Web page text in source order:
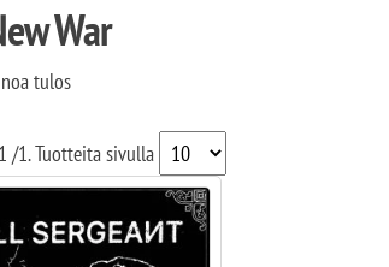
War
tulos
/1. Tuotteita sivulla